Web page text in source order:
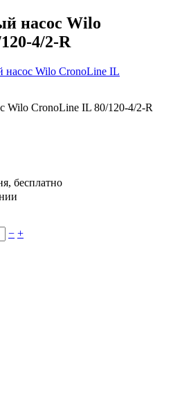
насос Wilo
4/2-R
бесплатно
− +